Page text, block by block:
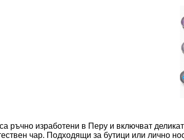
ръчно изработени в Перу и включват
чар. Подходящи за бутици или лично